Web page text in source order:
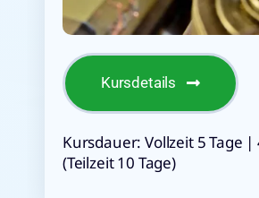
Kursdetails
Kursdauer: Vollzeit 5 Tage |
(Teilzeit 10 Tage)